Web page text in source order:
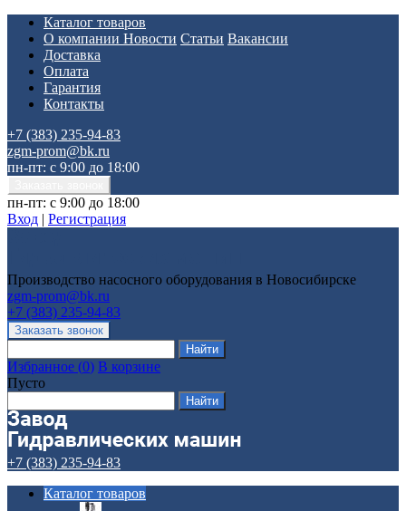
Каталог товаров
О компании Новости Статьи Вакансии
Доставка
Оплата
Гарантия
Контакты
+7 (383) 235-94-83
zgm-prom@bk.ru
пн-пт: с 9:00 до 18:00
пн-пт: с 9:00 до 18:00
Вход | Регистрация
Производство насосного оборудования в Новосибирске
zgm-prom@bk.ru
+7 (383) 235-94-83
Избранное (0) В корзине
Пусто
+7 (383) 235-94-83
Каталог товаров